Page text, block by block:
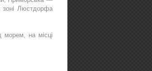
зоні Люстдорфа
морем, на місці